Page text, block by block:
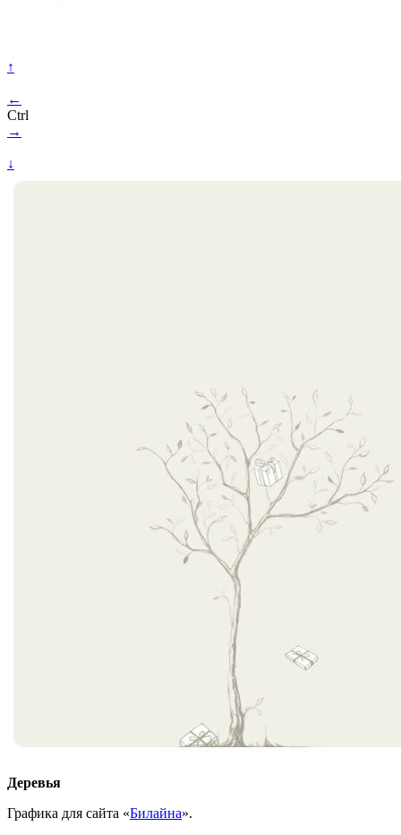
↑
←
Ctrl
→
↓
Деревья
Графика для сайта «Билайна».